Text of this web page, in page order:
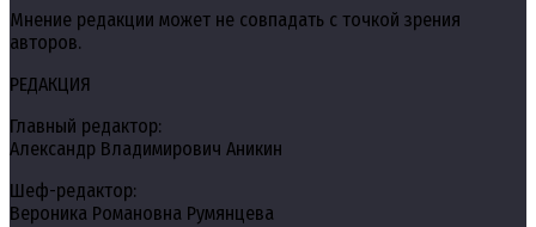
Мнение редакции может не совпадать с точкой зрения
авторов.
РЕДАКЦИЯ
Главный редактор:
Александр Владимирович Аникин
Шеф-редактор:
Вероника Романовна Румянцева